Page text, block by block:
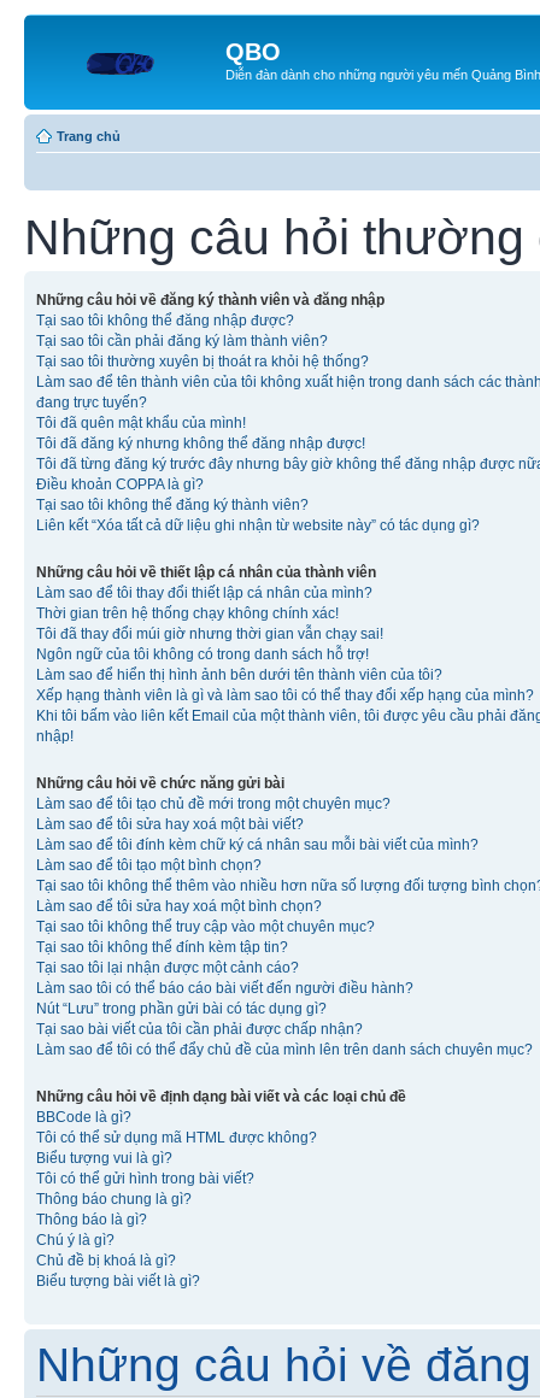
QBO
Diễn đàn dành cho những người yêu mến Quảng Bình
Trang chủ
Những câu hỏi thường
Những câu hỏi về đăng ký thành viên và đăng nhập
Tại sao tôi không thể đăng nhập được?
Tại sao tôi cần phải đăng ký làm thành viên?
Tại sao tôi thường xuyên bị thoát ra khỏi hệ thống?
Làm sao để tên thành viên của tôi không xuất hiện trong danh sách các
đang trực tuyến?
Tôi đã quên mật khẩu của mình!
Tôi đã đăng ký nhưng không thể đăng nhập được!
Tôi đã từng đăng ký trước đây nhưng bây giờ không thể đăng nhập được
Điều khoản COPPA là gì?
Tại sao tôi không thể đăng ký thành viên?
Liên kết “Xóa tất cả dữ liệu ghi nhận từ website này” có tác dụng gì?
Những câu hỏi về thiết lập cá nhân của thành viên
Làm sao để tôi thay đổi thiết lập cá nhân của mình?
Thời gian trên hệ thống chạy không chính xác!
Tôi đã thay đổi múi giờ nhưng thời gian vẫn chạy sai!
Ngôn ngữ của tôi không có trong danh sách hỗ trợ!
Làm sao để hiển thị hình ảnh bên dưới tên thành viên của tôi?
Xếp hạng thành viên là gì và làm sao tôi có thể thay đổi xếp hạng của mình?
Khi tôi bấm vào liên kết Email của một thành viên, tôi được yêu cầu phải
nhập!
Những câu hỏi về chức năng gửi bài
Làm sao để tôi tạo chủ đề mới trong một chuyên mục?
Làm sao để tôi sửa hay xoá một bài viết?
Làm sao để tôi đính kèm chữ ký cá nhân sau mỗi bài viết của mình?
Làm sao để tôi tạo một bình chọn?
Tại sao tôi không thể thêm vào nhiều hơn nữa số lượng đối tượng bình
Làm sao để tôi sửa hay xoá một bình chọn?
Tại sao tôi không thể truy cập vào một chuyên mục?
Tại sao tôi không thể đính kèm tập tin?
Tại sao tôi lại nhận được một cảnh cáo?
Làm sao tôi có thể báo cáo bài viết đến người điều hành?
Nút “Lưu” trong phần gửi bài có tác dụng gì?
Tại sao bài viết của tôi cần phải được chấp nhận?
Làm sao để tôi có thể đẩy chủ đề của mình lên trên danh sách chuyên mục?
Những câu hỏi về định dạng bài viết và các loại chủ đề
BBCode là gì?
Tôi có thể sử dụng mã HTML được không?
Biểu tượng vui là gì?
Tôi có thể gửi hình trong bài viết?
Thông báo chung là gì?
Thông báo là gì?
Chú ý là gì?
Chủ đề bị khoá là gì?
Biểu tượng bài viết là gì?
Những câu hỏi về